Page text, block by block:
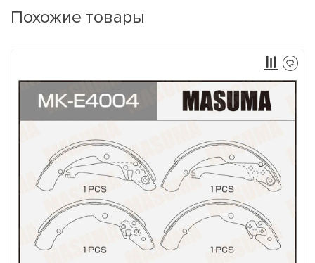
Похожие товары